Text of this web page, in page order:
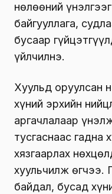
нөлөөний
байгууллага,
бусаар
үйлчилнэ.
Хуульд оруулсан
хүний эрхийн
аргачлалаар
тусгаснаас гадна
хязгаарлах
хуульчилж өгчээ.
байдал, бусад